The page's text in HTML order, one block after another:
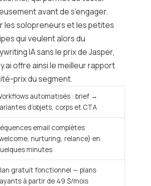
avant de s’engager.
les solopreneurs et les petites
qui veulent alors du
IA sans le prix de Jasper,
offre ainsi le meilleur rapport
prix du segment.
automatisés : brief →
d’objets, corps et CTA
email complètes
nurturing, relance) en
minutes
gratuit fonctionnel — plans
à partir de 49 $/mois